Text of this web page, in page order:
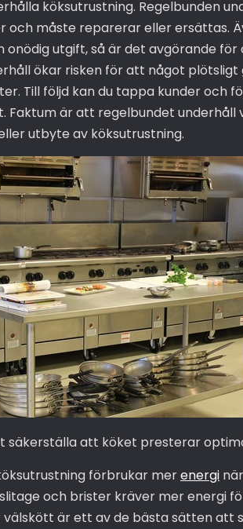
köksutrustning. Regelbunden
måste reparerar eller ersättas.
utgift, så är det avgörande
ökar risken för att något plötsligt
Till följd kan du tappa kunder och
är att regelbundet underhåll
utbyte av köksutrustning.
säkerställa att köket presterar
förbrukar merenergi
och brister kräver mer energi
är ett av de bästa sätten att